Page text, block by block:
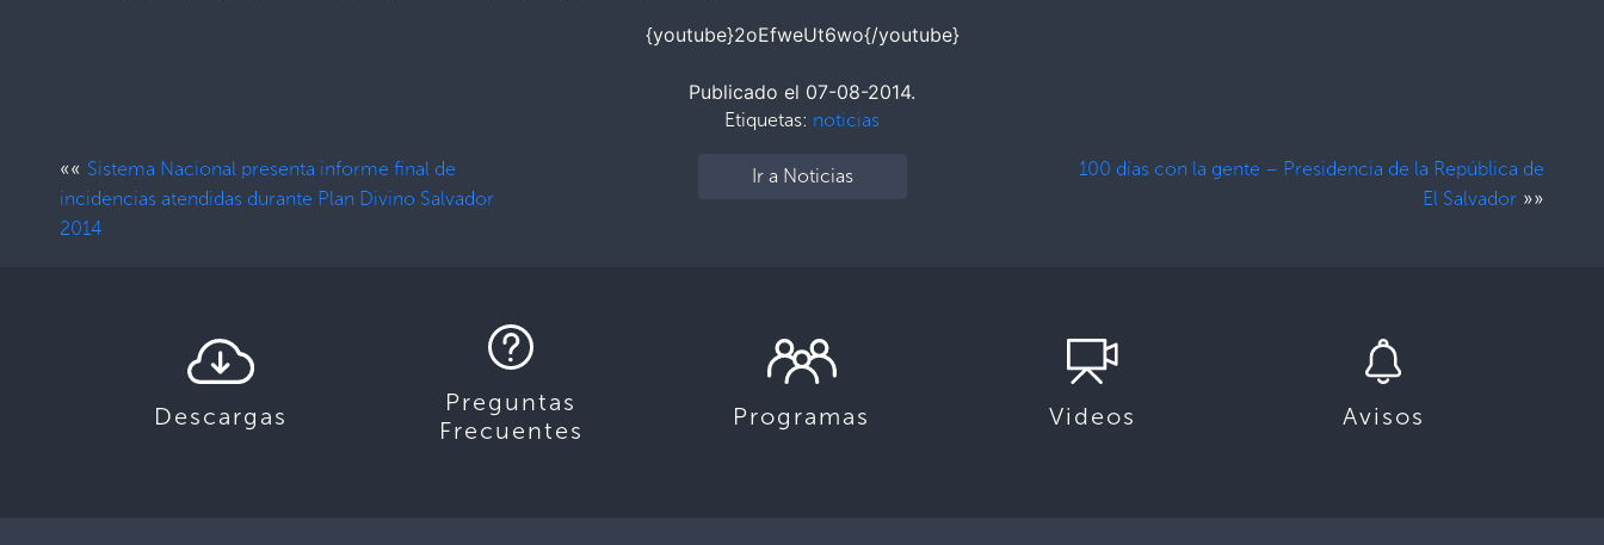
{youtube}2oEfweUt6wo{/youtube}
Publicado el 07-08-2014.
Etiquetas: noticias
«« Sistema Nacional presenta informe final de
incidencias atendidas durante Plan Divino Salvador
2014
Ir a Noticias
100 días con la gente – Presidencia de la República de
El Salvador »»
Descargas
Preguntas
Frecuentes
Programas Videos Avisos